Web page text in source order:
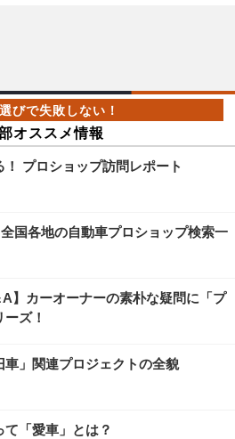
オススメ情報
プロショップ訪問レポート
各地の自動車プロショップ検索一
A】カーオーナーの素朴な疑問に「プ
ズ！
車」関連プロジェクトの全貌
「愛車」とは？